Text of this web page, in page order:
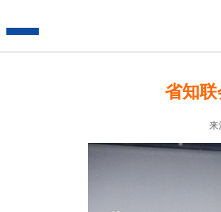
省知联
来